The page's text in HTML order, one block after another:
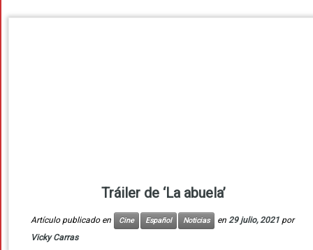
Tráiler de ‘La abuela’
Artículo publicado en Cine Español Noticias en 29 julio, 2021 por
Vicky Carras